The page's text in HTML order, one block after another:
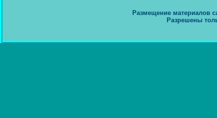
Размещение материалов
Разрешены